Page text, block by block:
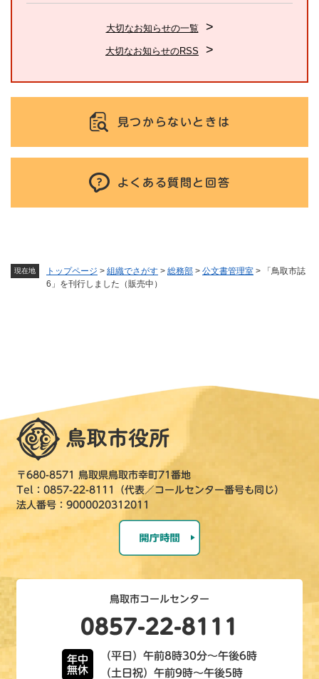
現在地 トップページ > 組織でさがす > 総務部 > 公文書管理室 >
「鳥取市誌
6」を刊行しました（販売中）
大切なお知らせの一覧
大切なお知らせのRSS
見つからないときは
よくある質問と回答
〒680-8571 鳥取県鳥取市幸町71番地
Tel：0857-22-8111（代表／コールセンター番号も同じ）
法人番号：9000020312011
鳥取市コールセンター
0857-22-8111
年中
無休
（平日）午前8時30分～午後6時
（土日祝）午前9時～午後5時